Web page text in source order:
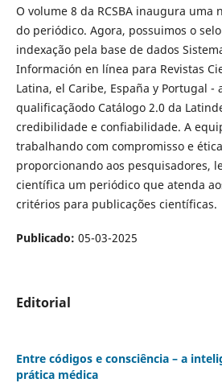
O volume 8 da RCSBA inaugura uma
do periódico. Agora, possuimos o
indexação pela base de dados
Información en línea para Revistas
Latina, el Caribe, España y Portugal -
qualificaçãodo Catálogo 2.0 da
credibilidade e confiabilidade. A
trabalhando com compromisso e
proporcionando aos pesquisadores,
científica um periódico que atenda
critérios para publicações científicas.
Publicado: 05-03-2025
Editorial
Entre códigos e consciência – a
prática médica